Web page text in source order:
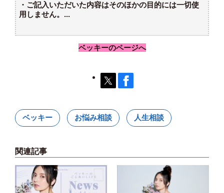
・ご記入いただいた内容はそのほかの目的には一切使
用しません。...
ベッキーのページへ
ベッキー お悩み相談 人生相談
関連記事